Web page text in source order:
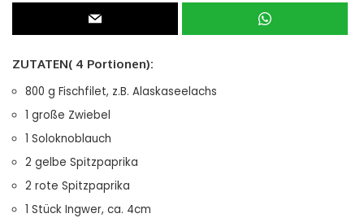
ZUTATEN( 4 Portionen):
800 g Fischfilet, z.B. Alaskaseelachs
1 große Zwiebel
1 Soloknoblauch
2 gelbe Spitzpaprika
2 rote Spitzpaprika
1 Stück Ingwer, ca. 4cm